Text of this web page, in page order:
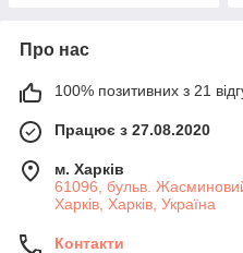
Про нас
100% позитивних з 21
Працює з 27.08.2020
м. Харків
61096, бульв.
Харків, Харків, Україна
Контакти